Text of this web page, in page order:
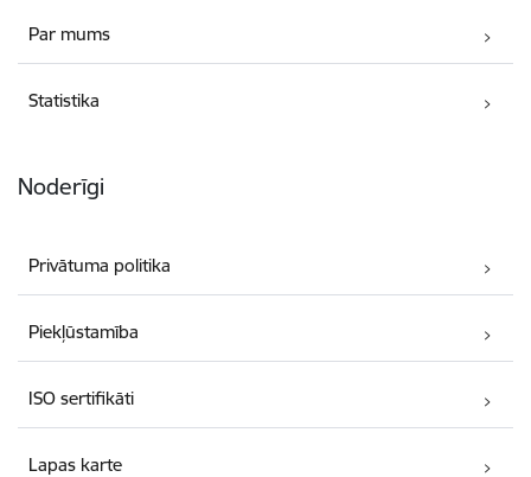
Par mums
Statistika
Noderīgi
Privātuma politika
Piekļūstamība
ISO sertifikāti
Lapas karte